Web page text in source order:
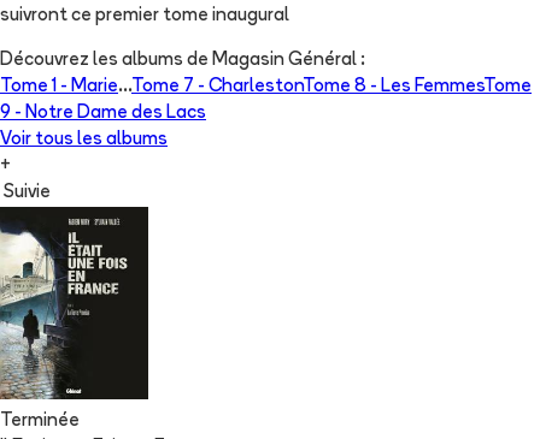
suivront ce premier tome inaugural
Découvrez les albums de Magasin Général :
Tome 1 - Marie...Tome 7 - CharlestonTome 8 - Les FemmesTome
9 - Notre Dame des Lacs
Voir tous les albums
+
Suivie
Terminée